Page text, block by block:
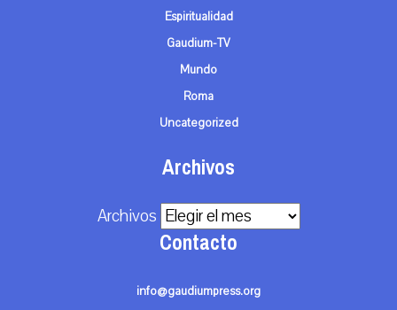
Espiritualidad
Gaudium-TV
Mundo
Roma
Uncategorized
Archivos
Archivos
Contacto
info@gaudiumpress.org